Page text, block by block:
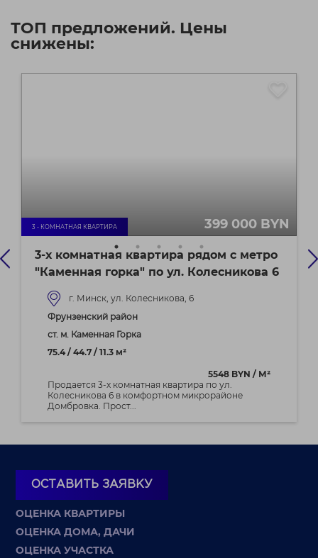
ТОП предложений. Цены
снижены:
3 - КОМНАТНАЯ КВАРТИРА 399 000 BYN
3-х комнатная квартира рядом с метро
"Каменная горка" по ул. Колесникова 6
г. Минск, ул. Колесникова, 6
Фрунзенский район
ст. м. Каменная Горка
75.4 / 44.7 / 11.3 м²
5548 BYN / М²
Продается 3-х комнатная квартира по ул.
Колесникова 6 в комфортном микрорайоне
Домбровка. Прост...
ОСТАВИТЬ ЗАЯВКУ
ОЦЕНКА КВАРТИРЫ
ОЦЕНКА ДОМА, ДАЧИ
ОЦЕНКА УЧАСТКА